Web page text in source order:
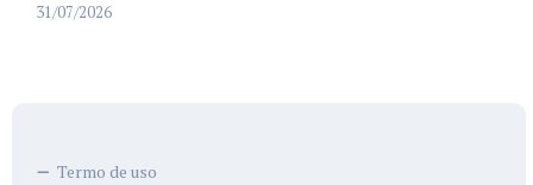
31/07/2026
Termo de uso